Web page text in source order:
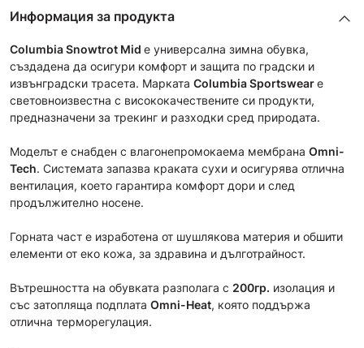
Информация за продукта
Columbia Snowtrot Mid е универсална зимна обувка,
създадена да осигури комфорт и защита по градски и
извънградски трасета. Maрката Columbia Sportswearе
световноизвестна с висококачествените си продукти,
предназначени за трекинг и разходки сред природата.
Моделът e снабден с влагонепромокаема мембрана Omni-
Tech. Системата запазва краката сухи и осигурява отлична
вентилация, което гарантира комфорт дори и след
продължително носене.
Горната част е изработена от шушлякова материя и обшити
елементи от еко кожа, за здравина и дълготрайност.
Вътрешността на обувката разполага с 200гр. изолация и
със затопляща подплата Omni-Heat, която поддържа
отлична терморегулация.